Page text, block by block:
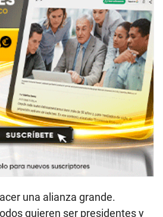
una alianza grande.
quieren ser presidentes y